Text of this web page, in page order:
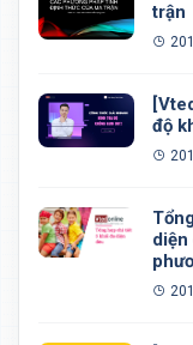
trận
độ
diện
đều,